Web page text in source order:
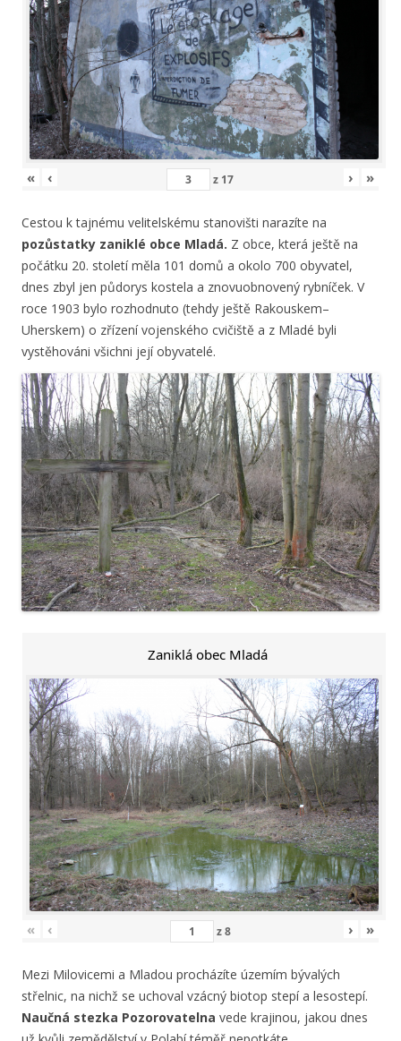
« ‹ z 17 › »
Cestou k tajnému velitelskému stanovišti narazíte na
pozůstatky zaniklé obce Mladá. Z obce, která ještě na
počátku 20. století měla 101 domů a okolo 700 obyvatel,
dnes zbyl jen půdorys kostela a znovuobnovený rybníček. V
roce 1903 bylo rozhodnuto (tehdy ještě Rakouskem–
Uherskem) o zřízení vojenského cvičiště a z Mladé byli
vystěhováni všichni její obyvatelé.
Zaniklá obec Mladá
« ‹ z8 › »
Mezi Milovicemi a Mladou procházíte územím bývalých
střelnic, na nichž se uchoval vzácný biotop stepí a lesostepí.
Naučná stezka Pozorovatelna vede krajinou, jakou dnes